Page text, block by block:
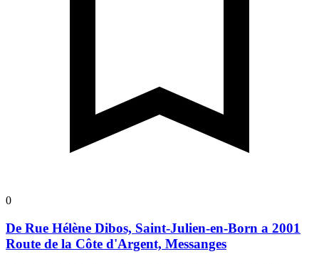
0
De Rue Hélène Dibos, Saint-Julien-en-Born a 2001
Route de la Côte d'Argent, Messanges